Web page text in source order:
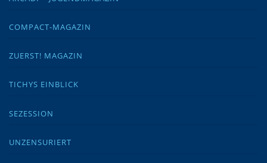
COMPACT-MAGAZIN
ZUERST! MAGAZIN
TICHYS EINBLICK
SEZESSION
UNZENSURIERT